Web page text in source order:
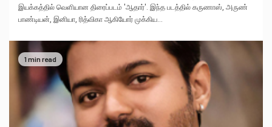
இயக்கத்தில் வெளியான திரைப்படம் 'ஆதார்'. இந்த படத்தில் கருணாஸ், அருண்
பாண்டியன், இனியா, ரித்விகா ஆகியோர் முக்கிய...
1 min read